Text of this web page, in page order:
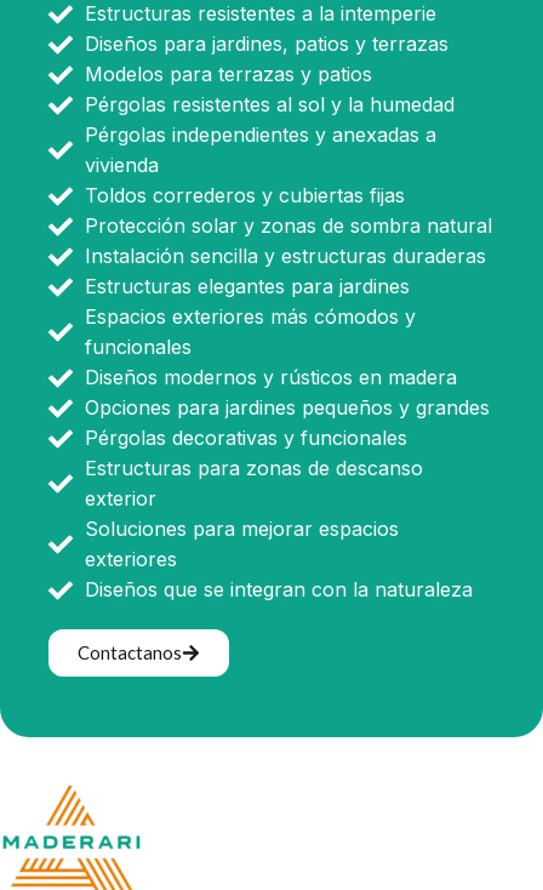
Estructuras resistentes a la intemperie
Diseños para jardines, patios y terrazas
Modelos para terrazas y patios
Pérgolas resistentes al sol y la humedad
Pérgolas independientes y anexadas a
vivienda
Toldos correderos y cubiertas fijas
Protección solar y zonas de sombra natural
Instalación sencilla y estructuras duraderas
Estructuras elegantes para jardines
Espacios exteriores más cómodos y
funcionales
Diseños modernos y rústicos en madera
Opciones para jardines pequeños y grandes
Pérgolas decorativas y funcionales
Estructuras para zonas de descanso
exterior
Soluciones para mejorar espacios
exteriores
Diseños que se integran con la naturaleza
Contactanos